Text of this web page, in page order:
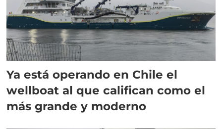
Ya está operando en Chile el
wellboat al que califican como el
más grande y moderno